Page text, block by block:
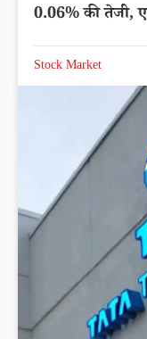
0.06% की तेजी,
Stock Market